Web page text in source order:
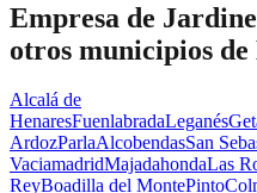
Empresa de
otros municipios
Alcalá de
HenaresFuenlabradaLeganés
ArdozParlaAlcobendasSan
VaciamadridMajadahondaLas
ReyBoadilla del MontePinto